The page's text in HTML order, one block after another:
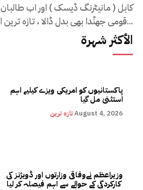
کابل ( مانیٹرنگ ڈیسک ) اور اب طالبان
قومی جھنْدا بھی بدل ڈالا ، تازہ ترین اطلاعت کے مطابق...
الأكثر شهرة
پاکستانیوں کو امریکی ویزے کیلیے اہم
استثنیٰ مل گیا
تازہ ترینAugust 4, 2026
وزیراعظم نےوفاقی وزارتوں اور ڈویژنز کی
کارکردگی کے حوالے سے اہم فیصلہ کر لیا